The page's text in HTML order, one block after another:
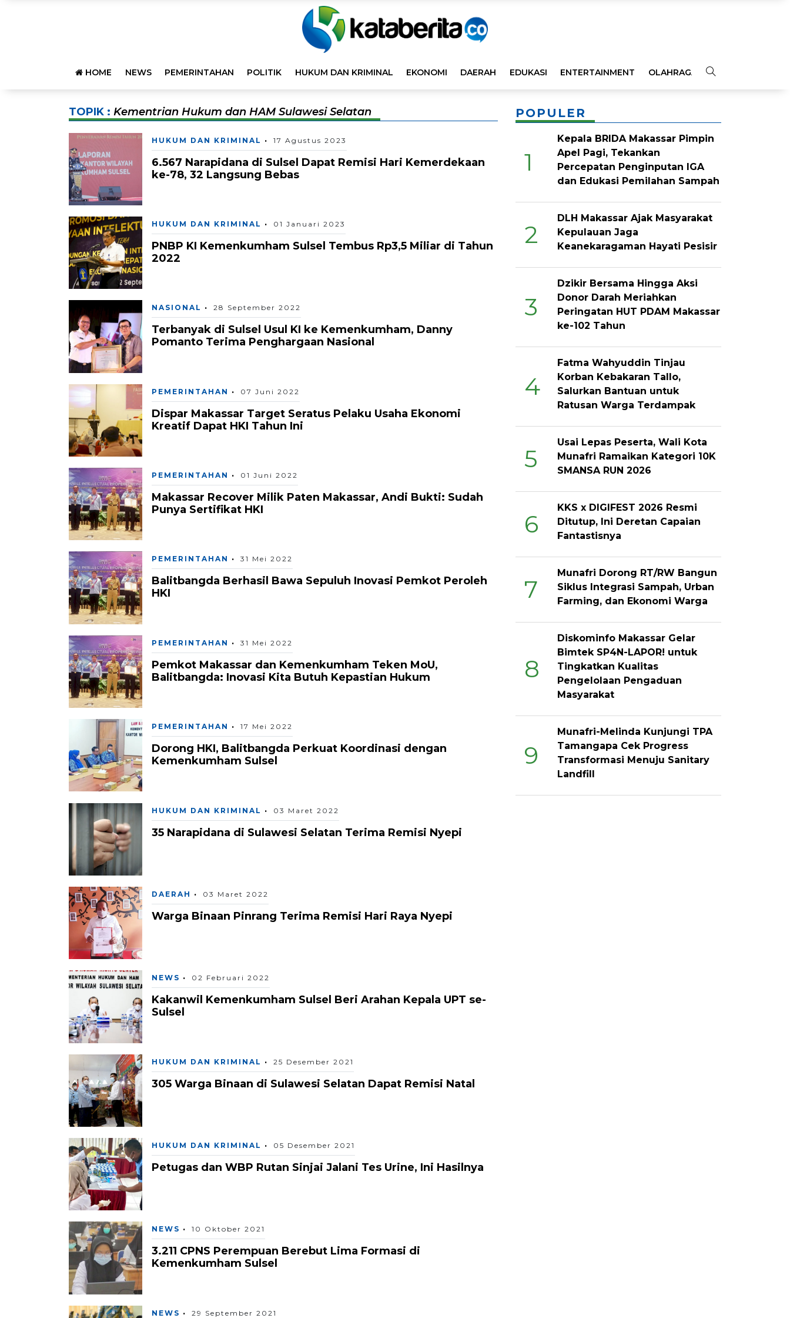
HOME NEWS PEMERINTAHAN POLITIK HUKUM DAN KRIMINAL EKONOMI DAERAH EDUKASI ENTERTAINMENT OLAHRAGA OPINI
TOPIK : Kementrian Hukum dan HAM Sulawesi Selatan
HUKUM DAN KRIMINAL 17 Agustus 2023
6.567 Narapidana di Sulsel Dapat Remisi Hari Kemerdekaan
ke-78, 32 Langsung Bebas
HUKUM DAN KRIMINAL 01 Januari 2023
PNBP KI Kemenkumham Sulsel Tembus Rp3,5 Miliar di Tahun
2022
NASIONAL 28 September 2022
Terbanyak di Sulsel Usul KI ke Kemenkumham, Danny
Pomanto Terima Penghargaan Nasional
PEMERINTAHAN 07 Juni 2022
Dispar Makassar Target Seratus Pelaku Usaha Ekonomi
Kreatif Dapat HKI Tahun Ini
PEMERINTAHAN 01 Juni 2022
Makassar Recover Milik Paten Makassar, Andi Bukti: Sudah
Punya Sertifikat HKI
PEMERINTAHAN 31 Mei 2022
Balitbangda Berhasil Bawa Sepuluh Inovasi Pemkot Peroleh
HKI
PEMERINTAHAN 31 Mei 2022
Pemkot Makassar dan Kemenkumham Teken MoU,
Balitbangda: Inovasi Kita Butuh Kepastian Hukum
PEMERINTAHAN 17 Mei 2022
Dorong HKI, Balitbangda Perkuat Koordinasi dengan
Kemenkumham Sulsel
HUKUM DAN KRIMINAL 03 Maret 2022
35 Narapidana di Sulawesi Selatan Terima Remisi Nyepi
DAERAH 03 Maret 2022
Warga Binaan Pinrang Terima Remisi Hari Raya Nyepi
NEWS 02 Februari 2022
Kakanwil Kemenkumham Sulsel Beri Arahan Kepala UPT se-
Sulsel
HUKUM DAN KRIMINAL 25 Desember 2021
305 Warga Binaan di Sulawesi Selatan Dapat Remisi Natal
HUKUM DAN KRIMINAL 05 Desember 2021
Petugas dan WBP Rutan Sinjai Jalani Tes Urine, Ini Hasilnya
NEWS 10 Oktober 2021
3.211 CPNS Perempuan Berebut Lima Formasi di
Kemenkumham Sulsel
NEWS 29 September 2021
POPULER
1
Kepala BRIDA Makassar Pimpin
Apel Pagi, Tekankan
Percepatan Penginputan IGA
dan Edukasi Pemilahan Sampah
2
DLH Makassar Ajak Masyarakat
Kepulauan Jaga
Keanekaragaman Hayati Pesisir
3
Dzikir Bersama Hingga Aksi
Donor Darah Meriahkan
Peringatan HUT PDAM Makassar
ke-102 Tahun
4
Fatma Wahyuddin Tinjau
Korban Kebakaran Tallo,
Salurkan Bantuan untuk
Ratusan Warga Terdampak
5
Usai Lepas Peserta, Wali Kota
Munafri Ramaikan Kategori 10K
SMANSA RUN 2026
6
KKS x DIGIFEST 2026 Resmi
Ditutup, Ini Deretan Capaian
Fantastisnya
7
Munafri Dorong RT/RW Bangun
Siklus Integrasi Sampah, Urban
Farming, dan Ekonomi Warga
8
Diskominfo Makassar Gelar
Bimtek SP4N-LAPOR! untuk
Tingkatkan Kualitas
Pengelolaan Pengaduan
Masyarakat
9
Munafri-Melinda Kunjungi TPA
Tamangapa Cek Progress
Transformasi Menuju Sanitary
Landfill